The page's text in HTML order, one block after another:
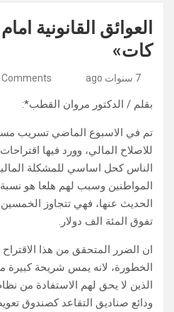
العوائق القانونية
كات»
7 سنوات ago Comments
بقلم / الدكتور مروان القطب*:
تم في الاسبوع الماضي تسريب
للاصلاح المالي، وورد فيها
الناس كحل اساسي للمشكلة
المواطنين وسبب لهم هلعا هو نسبة
الحديث عنها، فهي تتجاوز الخمسين
تفوق المئة الف دولار.
ان الضرر المتحقق من هذا الاقتراح
الخطورة، لانه يمس شريحة كبيرة
الذين لا يحق لهم الاستفادة من
ودائع صناديق التقاعد كصندوق